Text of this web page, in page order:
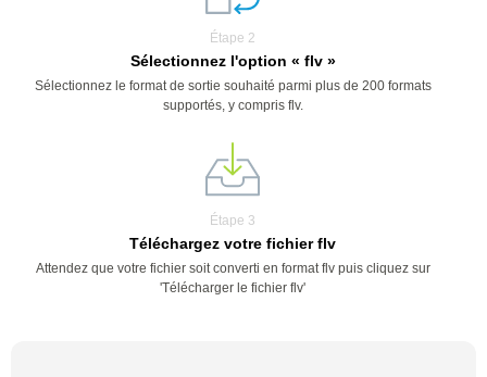
Étape 2
Sélectionnez l'option « flv »
Sélectionnez le format de sortie souhaité parmi plus de 200 formats
supportés, y compris flv.
Étape 3
Téléchargez votre fichier flv
Attendez que votre fichier soit converti en format flv puis cliquez sur
'Télécharger le fichier flv'